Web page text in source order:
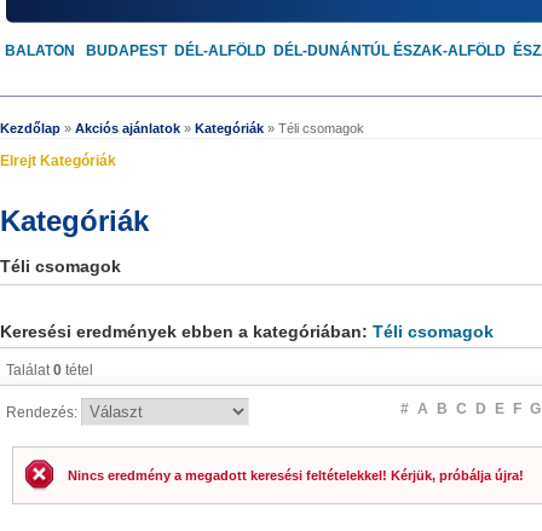
BALATON BUDAPEST DÉL-ALFÖLD DÉL-DUNÁNTÚL ÉSZAK-ALFÖLD
Kezdőlap » Akciós ajánlatok » Kategóriák » Téli csomagok
Elrejt Kategóriák
Kategóriák
Téli csomagok
Keresési eredmények ebben a kategóriában: Téli csomagok
Találat0 tétel
Rendezés: # A B C D E F G
Nincs eredmény a megadott keresési feltételekkel! Kérjük, próbálja újra!